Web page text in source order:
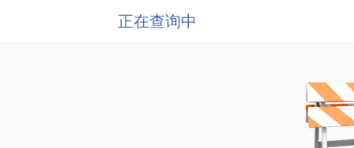
正在查询中